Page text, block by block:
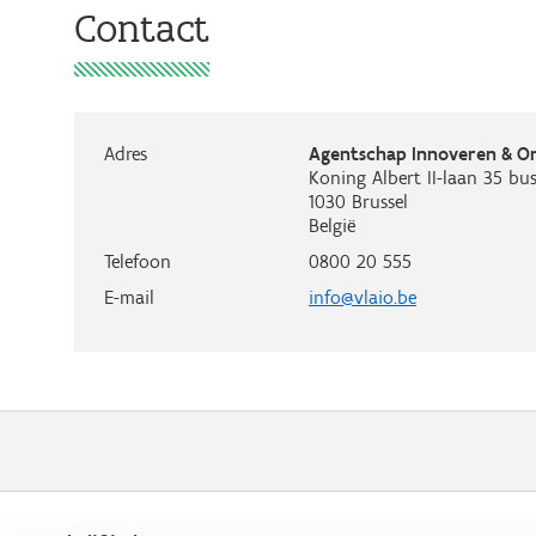
Contact
Adres
Agentschap Innoveren &
Koning Albert II-laan 35
1030 Brussel
België
Telefoon
0800 20 555
E-mail
info@vlaio.be